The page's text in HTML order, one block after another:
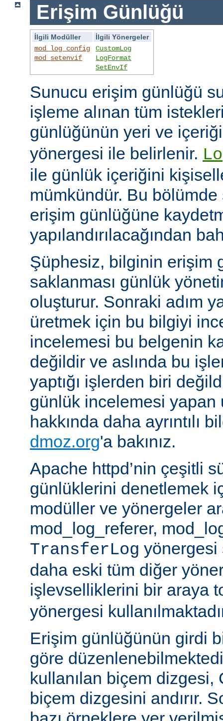
Erişim Günlüğü
İlgili Modüller
İlgili Yönergeler
mod_log_config
mod_setenvif
CustomLog
LogFormat
SetEnvIf
Sunucu erişim günlüğü
işleme alınan tüm
günlüğünün yeri ve
yönergesi ile belirlenir.
ile günlük içeriğini
mümkündür. Bu
erişim günlüğüne
yapılandırılacağından
Şüphesiz, bilginin erişim
saklanması günlük
oluşturur. Sonraki adım
üretmek için bu bilgiyi
incelemesi bu belgenin
değildir ve aslında bu
yaptığı işlerden biri
günlük incelemesi yapan
hakkında daha ayrıntılı
dmoz.org'a bakınız.
Apache httpd’nin çeşitli
günlüklerini denetlemek
modüller ve yönergeler
mod_log_referer,
TransferLog yönergesi
daha eski tüm diğer
işlevselliklerini bir araya
yönergesi
Erişim günlüğünün girdi
göre
kullanılan biçem dizgesi,
biçem dizgesini andırır.